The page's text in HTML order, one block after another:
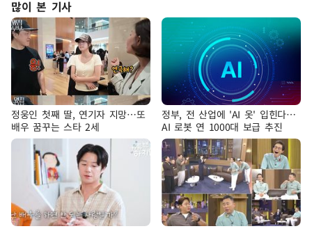
많이 본 기사
정웅인 첫째 딸, 연기자 지망…또
배우 꿈꾸는 스타 2세
정부, 전 산업에 'AI 옷' 입힌다…
AI 로봇 연 1000대 보급 추진